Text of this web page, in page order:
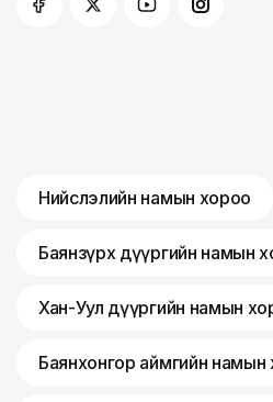
Нийслэлийн намын хороо
Баянзүрх дүүргийн намын
Хан-Уул дүүргийн намын
Баянхонгор аймгийн намын